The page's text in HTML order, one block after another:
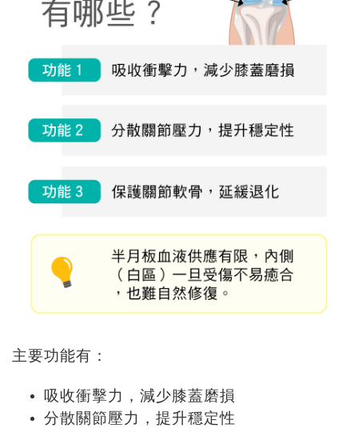
主要功能有：
吸收衝擊力，減少膝蓋磨損
分散關節壓力，提升穩定性